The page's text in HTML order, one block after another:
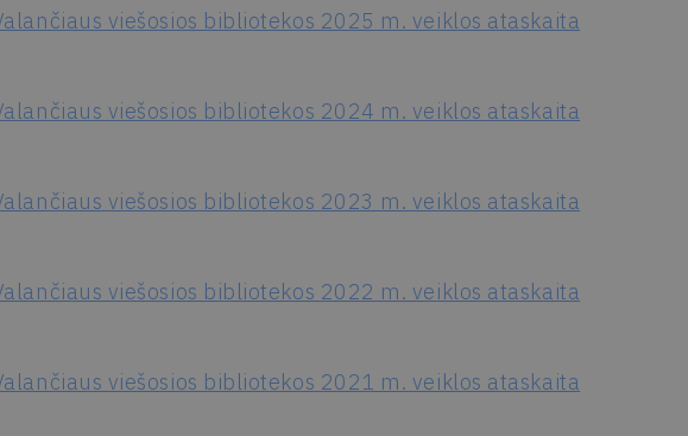
viešosios bibliotekos 2025 m. veiklos ataskaita
viešosios bibliotekos 2024 m. veiklos ataskaita
viešosios bibliotekos 2023 m. veiklos ataskaita
viešosios bibliotekos 2022 m. veiklos ataskaita
viešosios bibliotekos 2021 m. veiklos ataskaita